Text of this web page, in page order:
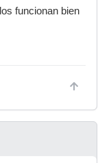
funcionan bien